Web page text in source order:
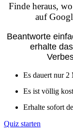
Finde heraus,
auf
Beantworte
erhalte
Es dauert nur 2
Es ist völlig
Erhalte sofort
Quiz starten